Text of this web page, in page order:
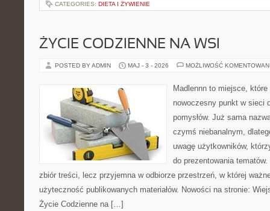
CATEGORIES: DIETA I ŻYWIENIE
ŻYCIE CODZIENNE NA WSI
POSTED BY ADMIN MAJ - 3 - 2026 MOŻLIWOŚĆ
Madlennn to miejsce,
nowoczesny punkt w sieci
pomysłów. Już sama
czymś niebanalnym,
uwagę użytkowników,
do prezentowania
zbiór treści, lecz przyjemna w odbiorze przestrzeń, w której
użyteczność publikowanych materiałów. Nowości na stronie:
Życie Codzienne na […]